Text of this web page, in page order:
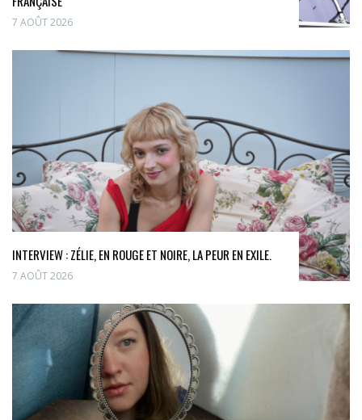
7 AOÛT 2026
INTERVIEW : ZÉLIE, EN ROUGE ET NOIRE, LA PEUR EN EXILE.
7 AOÛT 2026